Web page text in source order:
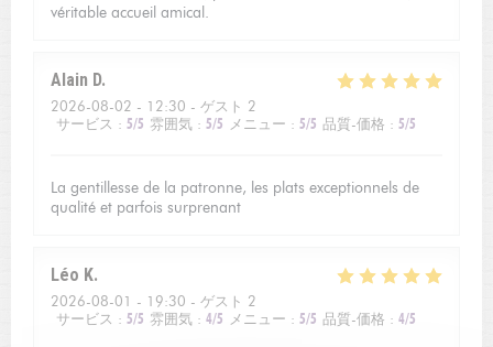
véritable accueil amical.
Alain D
2026-08-02 - 12:30 - ゲスト 2
サービス : 5/5 雰囲気 : 5/5 メニュー : 5/5 品質-価格 : 5/5
La gentillesse de la patronne, les plats exceptionnels de
qualité et parfois surprenant
Léo K
2026-08-01 - 19:30 - ゲスト 2
サービス : 5/5 雰囲気 : 4/5 メニュー : 5/5 品質-価格 : 4/5